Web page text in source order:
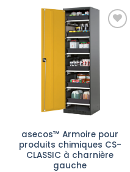
asecos™ Armoire pour
produits chimiques CS-
CLASSIC à charnière
gauche